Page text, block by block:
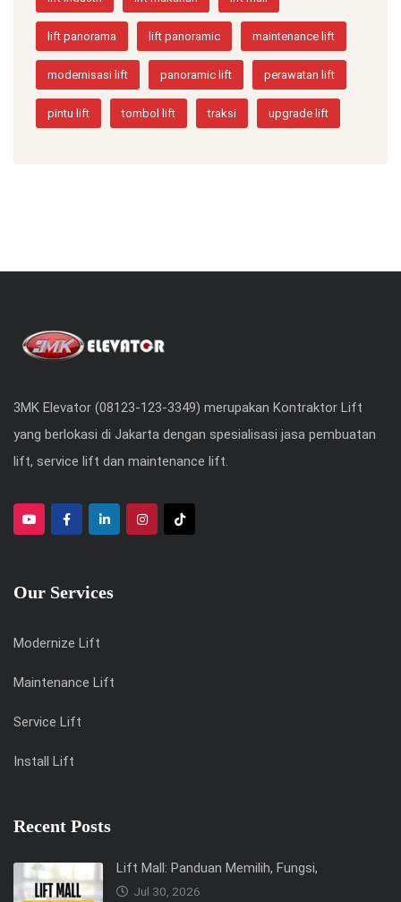
lift panorama lift panoramic maintenance lift
modernisasi lift panoramic lift perawatan lift
pintu lift tombol lift traksi upgrade lift
3MK Elevator (08123-123-3349) merupakan Kontraktor Lift
yang berlokasi di Jakarta dengan spesialisasi jasa pembuatan
lift, service lift dan maintenance lift.
Our Services
Modernize Lift
Maintenance Lift
Service Lift
Install Lift
Recent Posts
Lift Mall: Panduan Memilih, Fungsi,
Jul 30, 2026